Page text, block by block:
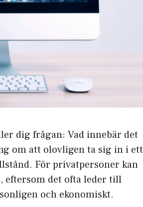
dig frågan: Vad innebär det
om att olovligen ta sig in i ett
För privatpersoner kan
eftersom det ofta leder till
och ekonomiskt.